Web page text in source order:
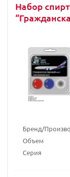
Набор
Бренд/
Объем
Серия